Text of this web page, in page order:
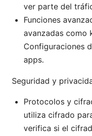
ver parte del
Funciones
avanzadas como
Configuraciones
apps.
Seguridad y
Protocolos y
utiliza cifrado
verifica si el